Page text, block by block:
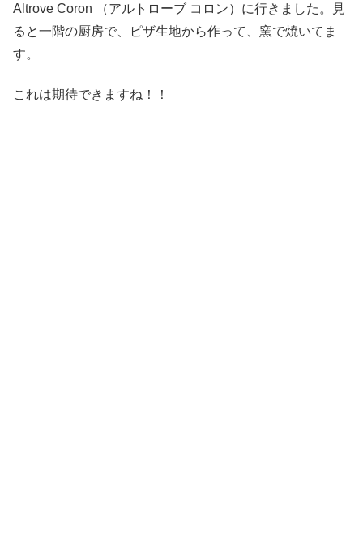
Altrove Coron （アルトローブ コロン）に行きました。見
ると一階の厨房で、ピザ生地から作って、窯で焼いてま
す。
これは期待できますね！！